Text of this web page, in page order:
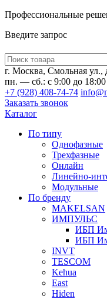
Профессиональные
Введите запрос
Введите
запрос
г. Москва, Смольная
пн. — сб.: с 9:00 до 18:00
+7 (928) 408-74-74
Заказать звонок
Каталог
По типу
Однофазные
Трехфазные
Онлайн
Линейно-
Модульные
По бренду
MAKELSAN
ИМПУЛЬС
ИБП
ИБП
INVT
TESCOM
Kehua
East
Hiden